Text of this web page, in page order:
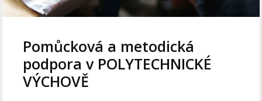
Pomůcková a metodická
podpora v POLYTECHNICKÉ
VÝCHOVĚ